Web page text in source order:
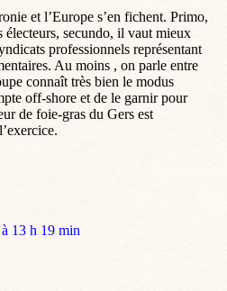
et l’Europe s’en fichent. Primo,
électeurs, secundo, il vaut mieux
professionnels représentant
Au moins , on parle entre
connaît très bien le modus
off-shore et de le garnir pour
de foie-gras du Gers est
13 h 19 min